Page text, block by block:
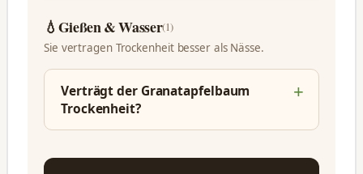
💧Gießen & Wasser(1)
Sie vertragen Trockenheit besser als Nässe.
Verträgt der Granatapfelbaum
Trockenheit?